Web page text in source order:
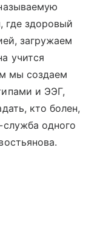
где здоровый
загружаем
учится
мы создаем
и ЭЭГ,
кто болен,
одного